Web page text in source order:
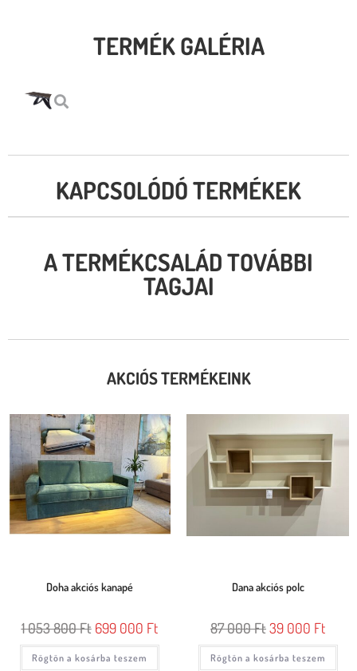
TERMÉK GALÉRIA
KAPCSOLÓDÓ TERMÉKEK
A TERMÉKCSALÁD TOVÁBBI
TAGJAI
AKCIÓS TERMÉKEINK
Doha akciós kanapé
1 053 800Ft 699 000 Ft
Rögtön a kosárba teszem
Dana akciós polc
87 000Ft39 000 Ft
Rögtön a kosárba teszem